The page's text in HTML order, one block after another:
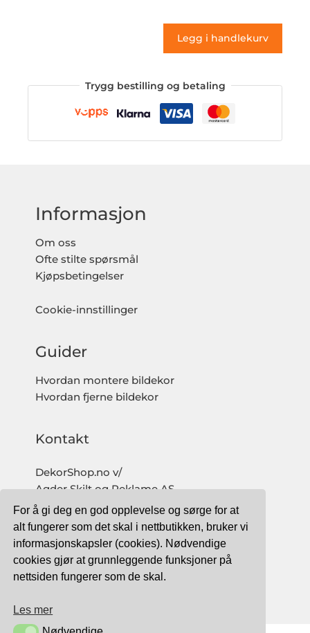
For å gi deg en god opplevelse og sørge for at
alt fungerer som det skal i nettbutikken, bruker vi
informasjonskapsler (cookies). Nødvendige
cookies gjør at grunnleggende funksjoner på
nettsiden fungerer som de skal.
Les mer
antall
Legg i handlekurv
Trygg bestilling og betaling
Informasjon
Om oss
Ofte stilte spørsmål
Kjøpsbetingelser
Cookie-innstillinger
Guider
Hvordan montere bildekor
Hvordan fjerne bildekor
Kontakt
DekorShop.no v/
Agder Skilt og Reklame AS
Org. nr: 997 633 016 MVA
salg@dekorshop.no
Tlf: 959 32 123
09.00 - 16.00